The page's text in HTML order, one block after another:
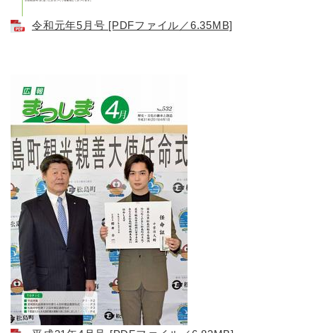
令和元年5月号 [PDFファイル／6.35MB]